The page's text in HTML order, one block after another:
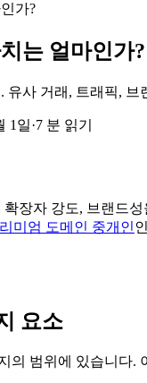
가?
는 얼마인가?
사 거래, 트래픽,
1일·7 분 읽기
장자 강도, 브랜드
미엄 도메인 중개인
요소
의 범위에 있습니다